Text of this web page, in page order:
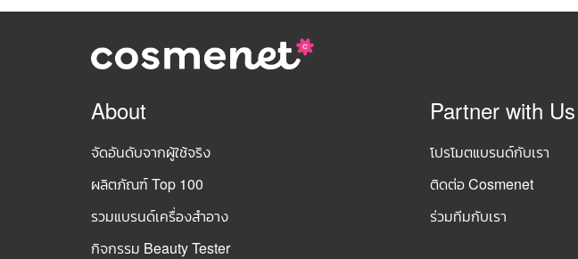
About
จัดอันดับจากผู้ใช้จริง
ผลิตภัณฑ์ Top 100
รวมแบรนด์เครื่องสำอาง
กิจกรรม Beauty Tester
Partner with Us
โปรโมตแบรนด์กับเรา
ติดต่อ Cosmenet
ร่วมทีมกับเรา